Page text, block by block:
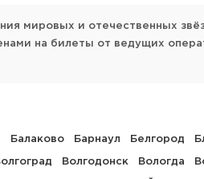
мировых и отечественных
на билеты от ведущих
Балаково Барнаул Белгород
Волгодонск Вологда